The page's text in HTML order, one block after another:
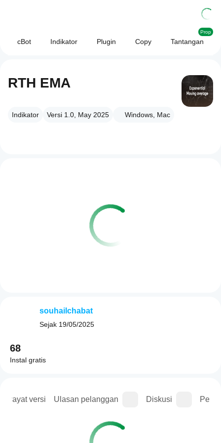
cBot Indikator Plugin Copy Tantangan
Prop
RTH EMA
Indikator Versi 1.0, May 2025 Windows, Mac
versi Ulasan pelanggan Diskusi
souhailchabat
Sejak 19/05/2025
68
Instal gratis